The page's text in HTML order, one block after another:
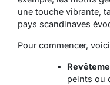
une touche vibrante,
pays scandinaves
Pour commencer,
peints ou